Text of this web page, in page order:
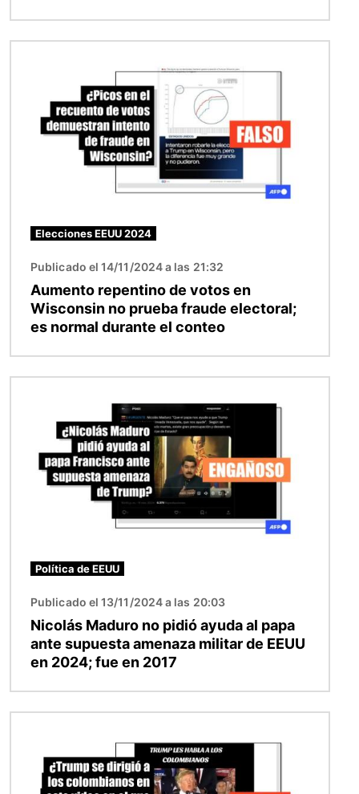
Elecciones EEUU 2024
Publicado el 14/11/2024 a las 21:32
Aumento repentino de votos en
Wisconsin no prueba fraude electoral;
es normal durante el conteo
Política de EEUU
Publicado el 13/11/2024 a las 20:03
Nicolás Maduro no pidió ayuda al papa
ante supuesta amenaza militar de EEUU
en 2024; fue en 2017